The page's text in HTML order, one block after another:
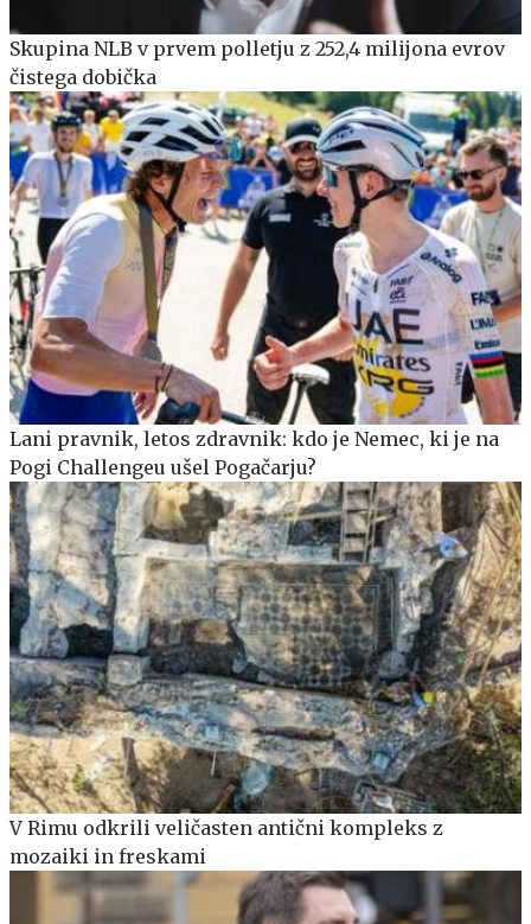
Skupina NLB v prvem polletju z 252,4 milijona evrov
čistega dobička
Lani pravnik, letos zdravnik: kdo je Nemec, ki je na
Pogi Challengeu ušel Pogačarju?
V Rimu odkrili veličasten antični kompleks z
mozaiki in freskami